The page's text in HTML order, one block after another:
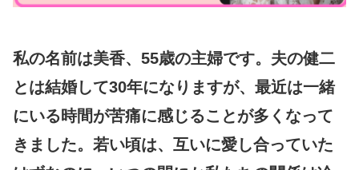
私の名前は美香、55歳の主婦です。夫の健二
とは結婚して30年になりますが、最近は一緒
にいる時間が苦痛に感じることが多くなって
きました。若い頃は、互いに愛し合っていた